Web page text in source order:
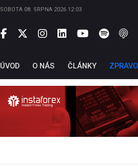
SOBOTA 08. SRPNA 2026 12:03
ÚVOD O NÁS ČLÁNKY